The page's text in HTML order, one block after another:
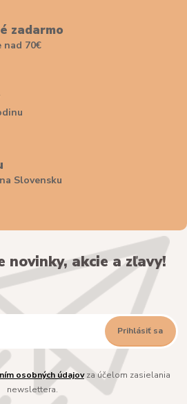
zadarmo
nad 70€
Slovensku
novinky, akcie a zľavy!
Prihlásiť sa
osobných údajovza účelom zasielania
newslettera.